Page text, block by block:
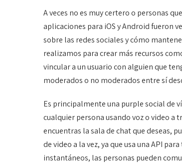
A veces no es muy certero o personas
aplicaciones para iOS y Android fueron
sobre las redes sociales y cómo
realizamos para crear más recursos
vincular a un usuario con alguien que
moderados o no moderados entre sí
Es principalmente una purple social de
cualquier persona usando voz o video a
encuentras la sala de chat que deseas,
de video a la vez, ya que usa una API
instantáneos, las personas pueden